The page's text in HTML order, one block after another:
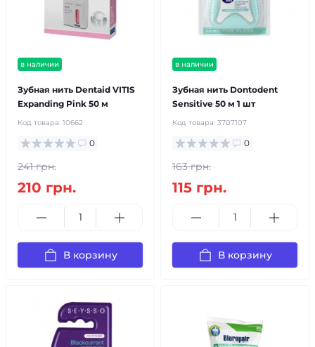
в наличии
Зубная нить Dentaid VITIS
Expanding Pink 50 м
Код товара: 10662
0
241 грн.
210 грн.
В корзину
в наличии
Зубная нить Dontodent
Sensitive 50 м 1 шт
Код товара: 3707107
0
163 грн.
115 грн.
В корзину